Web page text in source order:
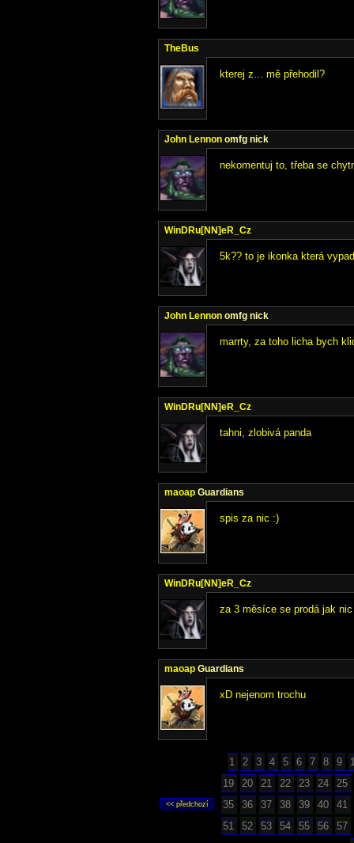
TheBus
kterej z... mě přehodil?
John Lennon omfg nick
nekomentuj to, třeba se
WinDRu[NN]eR_Cz
5k?? to je ikonka která
John Lennon omfg nick
marrty, za toho licha bych
WinDRu[NN]eR_Cz
tahni, zlobivá panda
maoap Guardians
spis za nic :)
WinDRu[NN]eR_Cz
za 3 měsíce se prodá jak
maoap Guardians
xD nejenom trochu
1 2 3 4 5 6 7 8 9
19
20 21 22 23 24
25
35
36 37 38 39 40
41
51
52 53 54 55 56 57